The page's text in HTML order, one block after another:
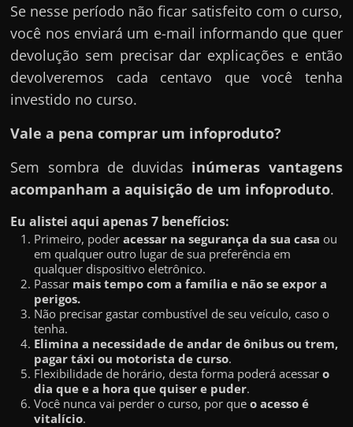
Se nesse período não ficar satisfeito com o curso,
você nos enviará um e-mail informando que quer
devolução sem precisar dar explicações e então
devolveremos cada centavo que você tenha
investido no curso.
Vale a pena comprar um infoproduto?
Sem sombra de duvidas inúmeras vantagens
acompanham a aquisição de um infoproduto.
Eu alistei aqui apenas 7 benefícios:
Primeiro, poderacessar na segurança da sua casa ou
em qualquer outro lugar de sua preferência em
qualquer dispositivo eletrônico.
Passar mais tempo com a família e não se expor a
perigos.
Não precisar gastar combustível de seu veículo, caso o
tenha.
Elimina a necessidade de andar de ônibus ou trem,
pagar táxi ou motorista de curso.
Flexibilidade de horário, desta forma poderá acessaro
dia que e a hora que quiser e puder.
Você nunca vai perder o curso, por queo acesso é
vitalício.